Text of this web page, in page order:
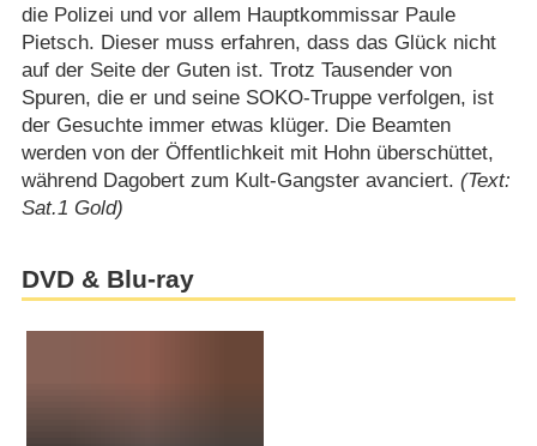
die Polizei und vor allem Hauptkommissar Paule
Pietsch. Dieser muss erfahren, dass das Glück nicht
auf der Seite der Guten ist. Trotz Tausender von
Spuren, die er und seine SOKO-Truppe verfolgen, ist
der Gesuchte immer etwas klüger. Die Beamten
werden von der Öffentlichkeit mit Hohn überschüttet,
während Dagobert zum Kult-Gangster avanciert. (Text:
Sat.1 Gold)
DVD & Blu-ray